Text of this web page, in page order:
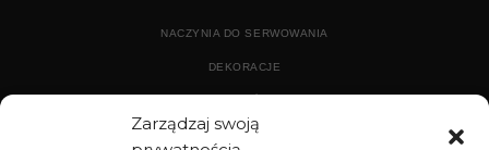
Zarządzaj swoją
NACZYNIA DO SERWOWANIA
DEKORACJE